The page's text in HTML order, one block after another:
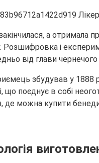
закінчилася, а
Розшифровка і
від глави
збудував у
що поєднує в собі
де можна купити